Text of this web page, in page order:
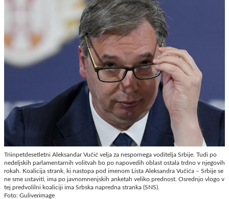
Triinpetdesetletni Aleksandar Vučić velja za nespornega voditelja Srbije. Tudi po
nedeljskih parlamentarnih volitvah bo po napovedih oblast ostala trdno v njegovih
rokah. Koalicija strank, ki nastopa pod imenom Lista Aleksandra Vučića – Srbije se
ne sme ustaviti, ima po javnomnenjskih anketah veliko prednost. Osrednjo vlogo v
tej predvolilni koaliciji ima Srbska napredna stranka (SNS).
Foto: Guliverimage